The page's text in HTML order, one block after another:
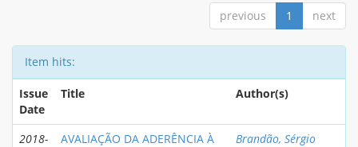
previous 1 next
Item hits:
Issue
Date
Title Author(s)
2018-
AVALIAÇÃO DA ADERÊNCIA À
Brandão, Sérgio